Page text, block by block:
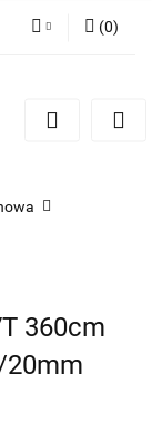
się
(0)
360cm
20mm